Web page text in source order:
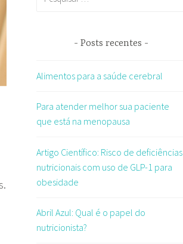
Posts recentes
Alimentos para a saúde cerebral
Para atender melhor sua paciente
que está na menopausa
Artigo Científico: Risco de deficiências
nutricionais com uso de GLP-1 para
obesidade
Abril Azul: Qual é o papel do
nutricionista?